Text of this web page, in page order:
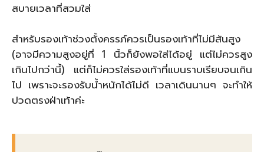
สบายเวลาที่สวมใส่
สำหรับรองเท้าช่วงตั้งครรภ์ควรเป็นรองเท้าที่ไม่มีส้นสูง
(อาจมีความสูงอยู่ที่ 1 นิ้วก็ยังพอใส่ได้อยู่ แต่ไม่ควรสูง
เกินไปกว่านี้) แต่ก็ไม่ควรใส่รองเท้าที่แบนราบเรียบจนเกิน
ไป เพราะจะรองรับน้ำหนักได้ไม่ดี เวลาเดินนานๆ จะทำให้
ปวดตรงฝ่าเท้าค่ะ